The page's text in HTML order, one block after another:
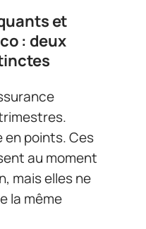
et
: deux
en points. Ces
au moment
mais elles ne
la même